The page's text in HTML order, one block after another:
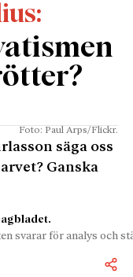
Foto: Paul Arps/Flickr.
säga oss
Ganska
svarar för analys och